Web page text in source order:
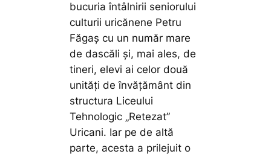
bucuria întâlnirii seniorului
culturii uricănene Petru
Făgaș cu un număr mare
de dascăli și, mai ales, de
tineri, elevi ai celor două
unități de învățământ din
structura Liceului
Tehnologic „Retezat”
Uricani. Iar pe de altă
parte, acesta a prilejuit o